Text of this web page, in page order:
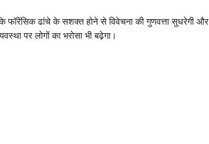
फॉरेंसिक ढांचे के सशक्त होने से विवेचना की गुणवत्ता सुधरेगी और
पर लोगों का भरोसा भी बढ़ेगा।